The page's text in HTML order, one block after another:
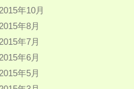
2015年10月
2015年8月
2015年7月
2015年6月
2015年5月